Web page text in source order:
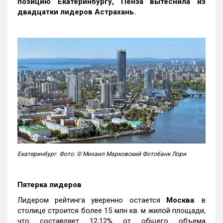
двадцатки лидеров Астрахань.
Екатеринбург. Фото: © Михаил Марковский Фотобанк Лори
Пятерка лидеров
Лидером рейтинга уверенно остается Москва: в
столице строится более 15 млн кв. м жилой площади,
что составляет 12,12% от общего объема